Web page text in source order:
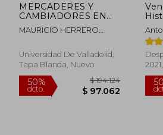
MERCADERES Y
CAMBIADORES EN
LOS PROTOCOLOS
NOTARIALES DE LA
VALLADOLID (1486-
1520)
MAURICIO HERRERO
Universidad De Valladolid,
Tapa Blanda, Nuevo